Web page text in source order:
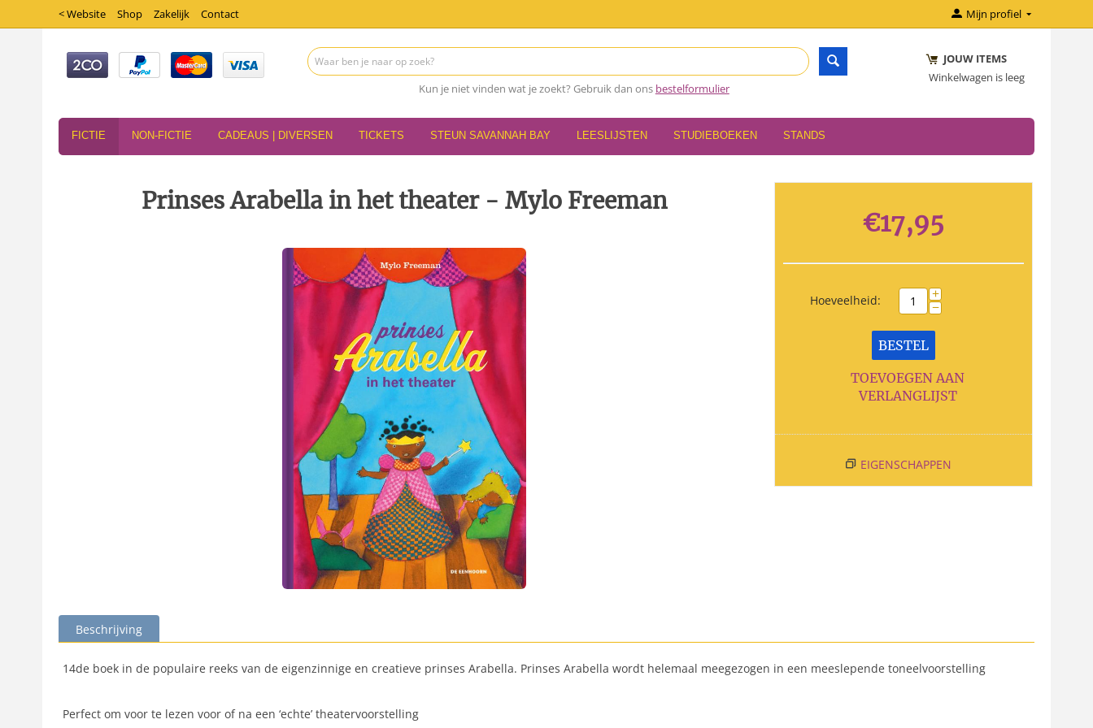
< Website Shop Zakelijk Contact Mijn profiel
Kun je niet vinden wat je zoekt? Gebruik dan ons bestelformulier
JOUW ITEMS
Winkelwagen is leeg
FICTIE NON-FICTIE CADEAUS | DIVERSEN TICKETS STEUN SAVANNAH BAY LEESLIJSTEN STUDIEBOEKEN STANDS
Prinses Arabella in het theater - Mylo Freeman
€17,95
Hoeveelheid: +
−
BESTEL
TOEVOEGEN AAN
VERLANGLIJST
EIGENSCHAPPEN
Beschrijving
14de boek in de populaire reeks van de eigenzinnige en creatieve prinses Arabella. Prinses Arabella wordt helemaal meegezogen in een meeslepende toneelvoorstelling
Perfect om voor te lezen voor of na een ‘echte’ theatervoorstelling